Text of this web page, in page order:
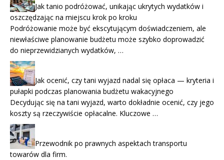
Jak tanio podróżować, unikając ukrytych wydatków i
oszczędzając na miejscu krok po kroku
Podróżowanie może być ekscytującym doświadczeniem, ale
niewłaściwe planowanie budżetu może szybko doprowadzić
do nieprzewidzianych wydatków, …
Jak ocenić, czy tani wyjazd nadal się opłaca — kryteria i
pułapki podczas planowania budżetu wakacyjnego
Decydując się na tani wyjazd, warto dokładnie ocenić, czy jego
koszty są rzeczywiście opłacalne. Kluczowe …
Przewodnik po prawnych aspektach transportu
towarów dla firm.